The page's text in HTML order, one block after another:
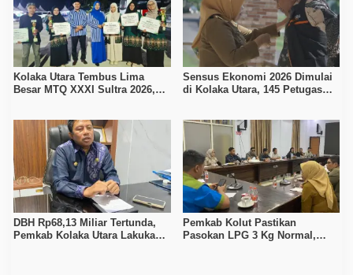
Kolaka Utara Tembus Lima
Besar MTQ XXXI Sultra 2026,
Sensus Ekonomi 2026 Dimulai
di Kolaka Utara, 145 Petugas
DBH Rp68,13 Miliar Tertunda,
Pemkab Kolaka Utara Lakukan
Pemkab Kolut Pastikan
Pasokan LPG 3 Kg Normal,